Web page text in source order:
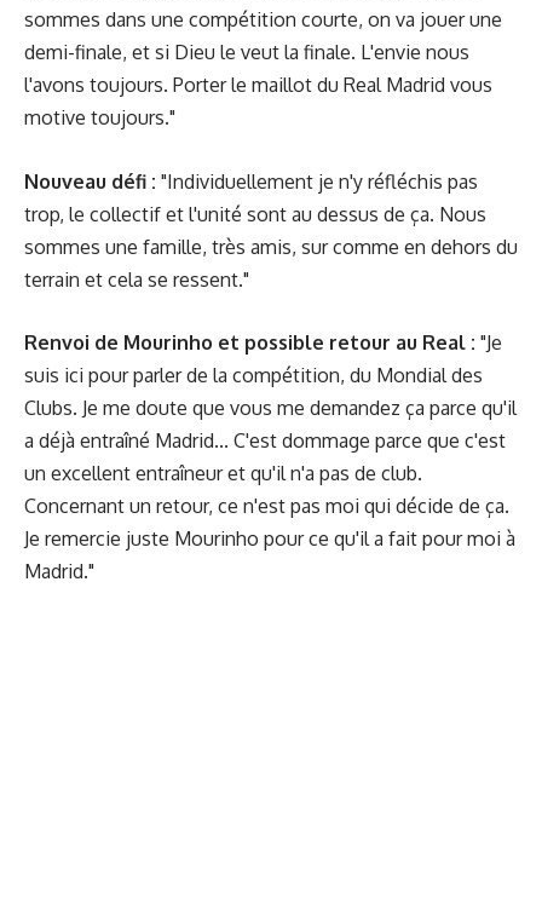
sommes dans une compétition courte, on va jouer une
demi-finale, et si Dieu le veut la finale. L'envie nous
l'avons toujours. Porter le maillot du Real Madrid vous
motive toujours."
Nouveau défi : "Individuellement je n'y réfléchis pas
trop, le collectif et l'unité sont au dessus de ça. Nous
sommes une famille, très amis, sur comme en dehors du
terrain et cela se ressent."
Renvoi de Mourinho et possible retour au Real : "Je
suis ici pour parler de la compétition, du Mondial des
Clubs. Je me doute que vous me demandez ça parce qu'il
a déjà entraîné Madrid... C'est dommage parce que c'est
un excellent entraîneur et qu'il n'a pas de club.
Concernant un retour, ce n'est pas moi qui décide de ça.
Je remercie juste Mourinho pour ce qu'il a fait pour moi à
Madrid."